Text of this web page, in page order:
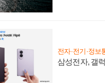
전자·전기·정보
삼성전자, 갤